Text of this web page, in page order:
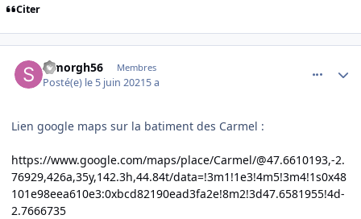
Citer
Simorgh56 Membres
Posté(e) le 5 juin 20215 a
Lien google maps sur la batiment des Carmel :
https://www.google.com/maps/place/Carmel/@47.6610193,-2.
76929,426a,35y,142.3h,44.84t/data=!3m1!1e3!4m5!3m4!1s0x48
101e98eea610e3:0xbcd82190ead3fa2e!8m2!3d47.6581955!4d-
2.7666735